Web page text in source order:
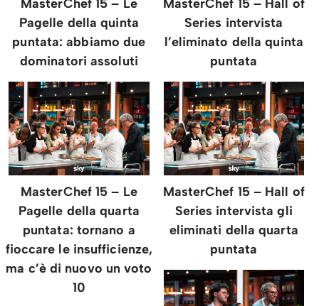
MasterChef 15 – Le
Pagelle della quinta
puntata: abbiamo due
dominatori assoluti
MasterChef 15 – Hall of
Series intervista
l’eliminato della quinta
puntata
MasterChef 15 – Le
Pagelle della quarta
puntata: tornano a
fioccare le insufficienze,
ma c’è di nuovo un voto
10
MasterChef 15 – Hall of
Series intervista gli
eliminati della quarta
puntata